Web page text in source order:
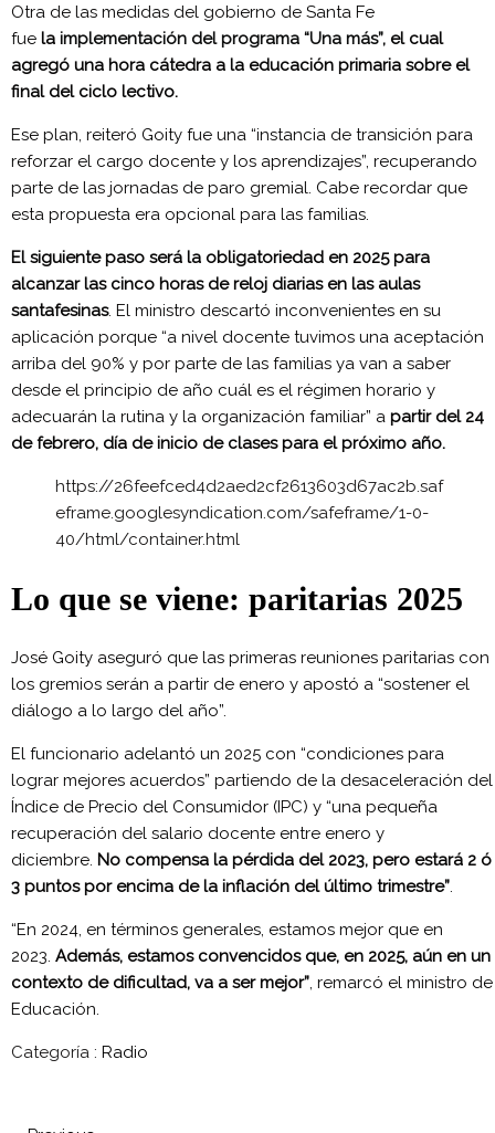
Otra de las medidas del gobierno de Santa Fe
fue la implementación del programa “Una más”, el cual
agregó una hora cátedra a la educación primaria sobre el
final del ciclo lectivo.
Ese plan, reiteró Goity fue una “instancia de transición para
reforzar el cargo docente y los aprendizajes”, recuperando
parte de las jornadas de paro gremial. Cabe recordar que
esta propuesta era opcional para las familias.
El siguiente paso será la obligatoriedad en 2025 para
alcanzar las cinco horas de reloj diarias en las aulas
santafesinas. El ministro descartó inconvenientes en su
aplicación porque “a nivel docente tuvimos una aceptación
arriba del 90% y por parte de las familias ya van a saber
desde el principio de año cuál es el régimen horario y
adecuarán la rutina y la organización familiar” a partir del 24
de febrero, día de inicio de clases para el próximo año.
https://26feefced4d2aed2cf2613603d67ac2b.saf
eframe.googlesyndication.com/safeframe/1-0-
40/html/container.html
Lo que se viene: paritarias 2025
José Goity aseguró que las primeras reuniones paritarias con
los gremios serán a partir de enero y apostó a “sostener el
diálogo a lo largo del año”.
El funcionario adelantó un 2025 con “condiciones para
lograr mejores acuerdos” partiendo de la desaceleración del
Índice de Precio del Consumidor (IPC) y “una pequeña
recuperación del salario docente entre enero y
diciembre. No compensa la pérdida del 2023, pero estará 2 ó
3 puntos por encima de la inflación del último trimestre”.
“En 2024, en términos generales, estamos mejor que en
2023. Además, estamos convencidos que, en 2025, aún en un
contexto de dificultad, va a ser mejor”, remarcó el ministro de
Educación.
Categoría : Radio